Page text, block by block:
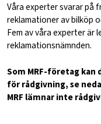
Våra experter svarar på
reklamationer av bilköp
Fem av våra experter är
reklamationsnämnden.
Som MRF-företag
för rådgivning, se
MRF lämnar inte